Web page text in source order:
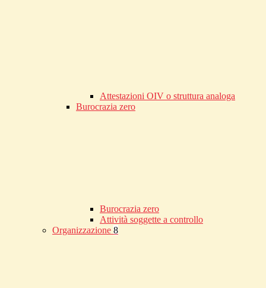
Attestazioni OIV o struttura analoga
Burocrazia zero
Burocrazia zero
Attività soggette a controllo
Organizzazione 8